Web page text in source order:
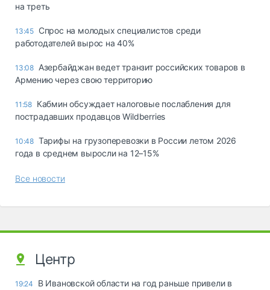
на треть
13:45 Спрос на молодых специалистов среди
работодателей вырос на 40%
13:08 Азербайджан ведет транзит российских товаров в
Армению через свою территорию
11:58 Кабмин обсуждает налоговые послабления для
пострадавших продавцов Wildberries
10:48 Тарифы на грузоперевозки в России летом 2026
года в среднем выросли на 12–15%
Все новости
Центр
19:24
В Ивановской области на год раньше привели в